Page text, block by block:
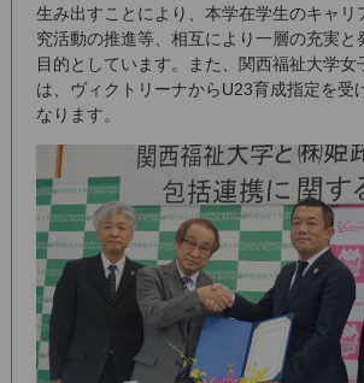
生み出すことにより、本学在学生のキャリ
究活動の推進等、相互により一層の充実と
目的としています。また、関西福祉大学女
は、ヴィクトリーナからU23育成指定を受
なります。